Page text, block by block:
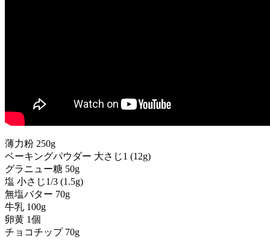
薄力粉 250g
ベーキングパウダー 大さじ1 (12g)
グラニュー糖 50g
塩 小さじ1/3 (1.5g)
無塩バター 70g
牛乳 100g
卵黄 1個
チョコチップ 70g